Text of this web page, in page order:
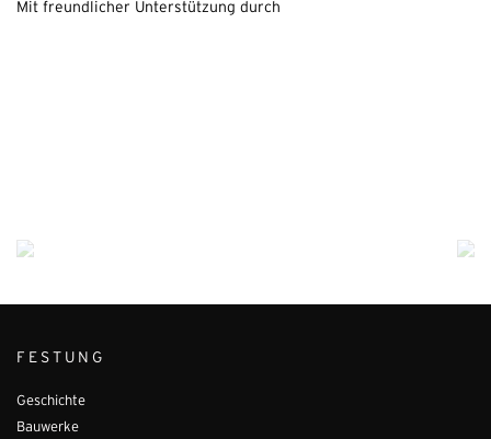
Mit freundlicher Unterstützung durch
FESTUNG
Geschichte
Bauwerke